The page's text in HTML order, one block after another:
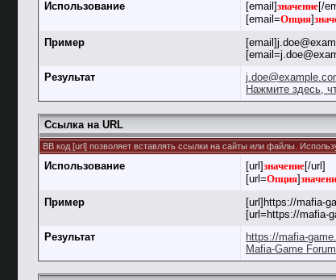
Использование [email]значение[/
[email=Опция]
Пример
Результат
Нажмите здесь,
Ссылка на URL
BB код [url] позволяет вставлять ссылки на сайты или файлы.
Использование [url]значение[/url]
[url=Опция]
Пример
[url]https://mafia-
[url=https://mafia-
Результат
https://mafia-
Mafia-Game Forum